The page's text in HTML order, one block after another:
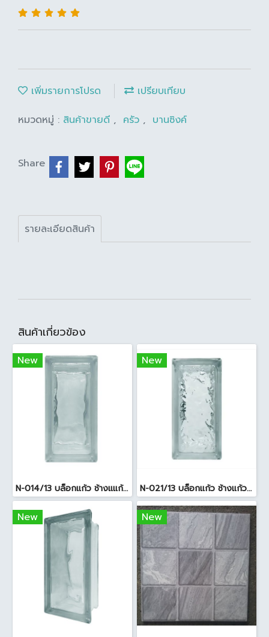
เพิ่มรายการโปรด
เปรียบเทียบ
หมวดหมู่ : สินค้าขายดี , ครัว , บานซิงค์
Share
รายละเอียดสินค้า
สินค้าเกี่ยวข้อง
New
N-014/13 บล็อกแก้ว ช้างแแก้ว WOW หยาดเพชร ( 24x11.5x8 cm.)
New
N-021/13 บล็อกแก้ว ช้างแก้ว WOW แก้วประดับฟ้า ( 24X11.5X8cm )
New New